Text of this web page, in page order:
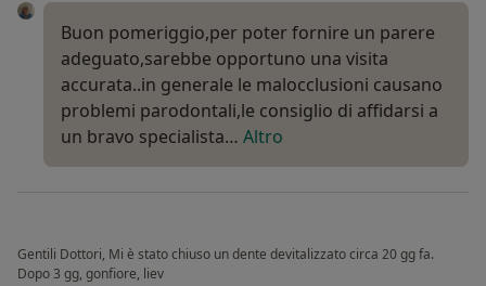
Buon pomeriggio,per poter fornire un parere
adeguato,sarebbe opportuno una visita
accurata..in generale le malocclusioni causano
problemi parodontali,le consiglio di affidarsi a
un bravo specialista… Altro
Gentili Dottori, Mi è stato chiuso un dente devitalizzato circa 20 gg fa.
Dopo 3 gg, gonfiore, liev